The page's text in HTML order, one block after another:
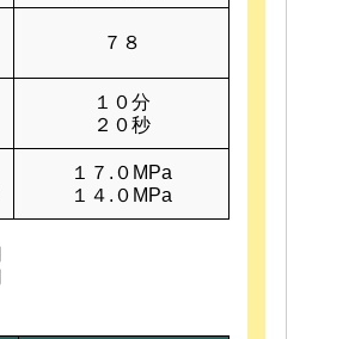
７８
１０分
２０秒
１７.０MPa
１４.０MPa